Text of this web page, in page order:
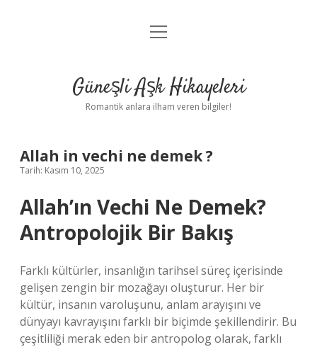
Anasayfa
Yasal Uyarı
menüyü
Güneşli Aşk Hikayeleri
Romantik anlara ilham veren bilgiler!
Allah in vechi ne demek ?
Tarih: Kasım 10, 2025
Allah’ın Vechi Ne Demek?
Antropolojik Bir Bakış
Farklı kültürler, insanlığın tarihsel süreç içerisinde
gelişen zengin bir mozağayı oluşturur. Her bir
kültür, insanın varoluşunu, anlam arayışını ve
dünyayı kavrayışını farklı bir biçimde şekillendirir. Bu
çeşitliliği merak eden bir antropolog olarak, farklı